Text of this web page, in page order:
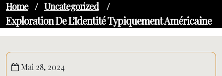
Home / Uncategorized /
Exploration De L’Identité Typiquement Américaine
Mai 28, 2024